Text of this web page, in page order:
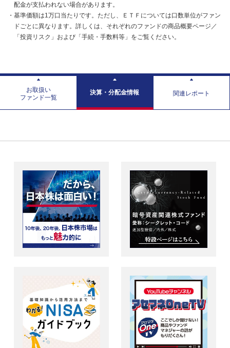
配金が支払われない場合があります。
・基準価額は1万口当たりです。ただし、ＥＴＦについては口数単位がファン
ドごとに異なります。詳しくは、それぞれのファンドの商品概要ページ／
「投資リスク」および「手続・手数料等」をご覧ください。
お取扱い
ファンド一覧
決算・分配金情報 関連レポート